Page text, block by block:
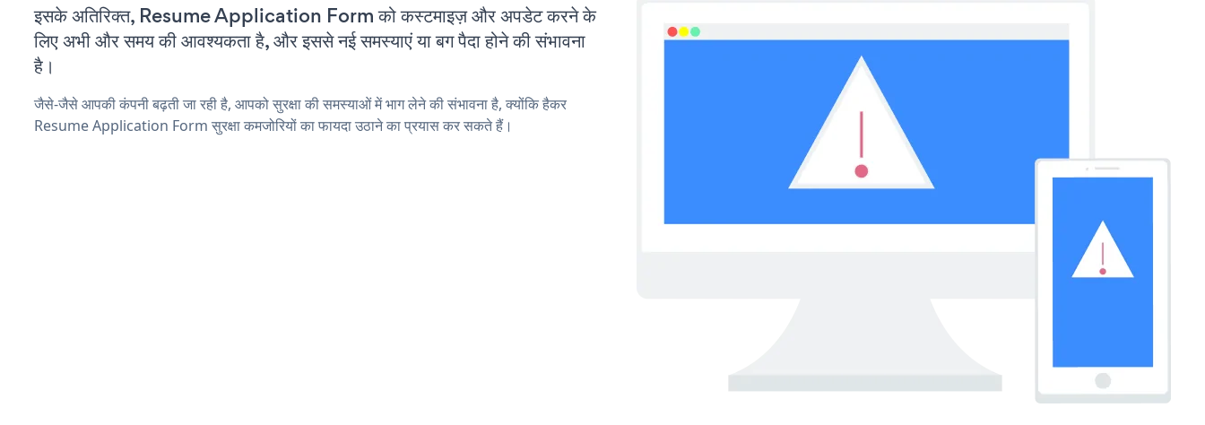
इसके अतिरिक्त, Resume Application Form को कस्टमाइज़ और अपडेट करने के
लिए अभी और समय की आवश्यकता है, और इससे नई समस्याएं या बग पैदा होने की संभावना
है।
जैसे-जैसे आपकी कंपनी बढ़ती जा रही है, आपको सुरक्षा की समस्याओं में भाग लेने की संभावना है, क्योंकि हैकर
Resume Application Form सुरक्षा कमजोरियों का फायदा उठाने का प्रयास कर सकते हैं।